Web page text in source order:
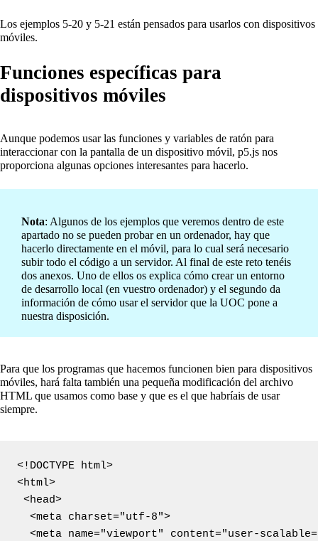
Los ejemplos 5-20 y 5-21 están pensados para usarlos con dispositivos
móviles.
Funciones específicas para
dispositivos móviles
Aunque podemos usar las funciones y variables de ratón para
interaccionar con la pantalla de un dispositivo móvil, p5.js nos
proporciona algunas opciones interesantes para hacerlo.
Nota: Algunos de los ejemplos que veremos dentro de este
apartado no se pueden probar en un ordenador, hay que
hacerlo directamente en el móvil, para lo cual será necesario
subir todo el código a un servidor. Al final de este reto tenéis
dos anexos. Uno de ellos os explica cómo crear un entorno
de desarrollo local (en vuestro ordenador) y el segundo da
información de cómo usar el servidor que la UOC pone a
nuestra disposición.
Para que los programas que hacemos funcionen bien para dispositivos
móviles, hará falta también una pequeña modificación del archivo
HTML que usamos como base y que es el que habríais de usar
siempre.
<!DOCTYPE html>
<html>
<head>
  <meta charset="utf-8">
<meta name="viewport" content="user-